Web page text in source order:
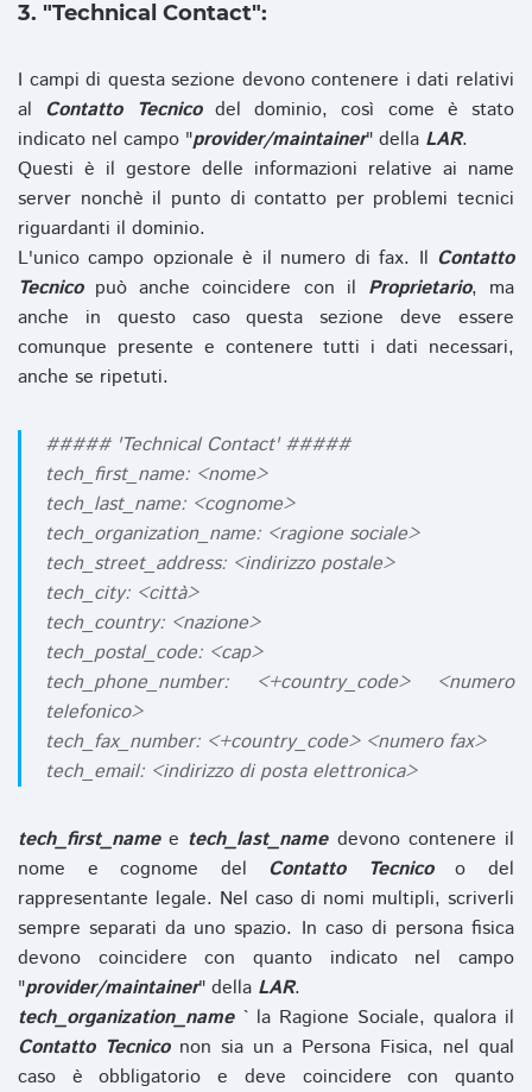
3. "Technical Contact":
I campi di questa sezione devono contenere i dati relativi
al Contatto Tecnicodel dominio, così come è stato
indicato nel campo "provider/maintainer" della LAR.
Questi è il gestore delle informazioni relative ai name
server nonchè il punto di contatto per problemi tecnici
riguardanti il dominio.
L'unico campo opzionale è il numero di fax. Il Contatto
Tecnicopuò anche coincidere con il Proprietario, ma
anche in questo caso questa sezione deve essere
comunque presente e contenere tutti i dati necessari,
anche se ripetuti.
##### 'Technical Contact' #####
tech_first_name: <nome>
tech_last_name: <cognome>
tech_organization_name: <ragione sociale>
tech_street_address: <indirizzo postale>
tech_city: <città>
tech_country: <nazione>
tech_postal_code: <cap>
tech_phone_number: <+country_code> <numero
telefonico>
tech_fax_number: <+country_code> <numero fax>
tech_email: <indirizzo di posta elettronica>
tech_first_namee tech_last_namedevono contenere il
nome e cognome del Contatto Tecnicoo del
rappresentante legale. Nel caso di nomi multipli, scriverli
sempre separati da uno spazio. In caso di persona fisica
devono coincidere con quanto indicato nel campo
"provider/maintainer" della LAR.
tech_organization_name` la Ragione Sociale, qualora il
Contatto Tecniconon sia un a Persona Fisica, nel qual
caso è obbligatorio e deve coincidere con quanto